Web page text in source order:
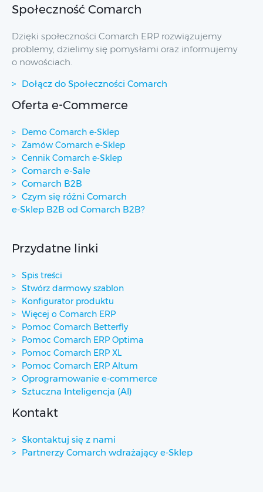
Społeczność Comarch
Dzięki społeczności Comarch ERP rozwiązujemy
problemy, dzielimy się pomysłami oraz informujemy
o nowościach.
Dołącz do Społeczności Comarch
Oferta e-Commerce
Demo Comarch e-Sklep
Zamów Comarch e-Sklep
Cennik Comarch e-Sklep
Comarch e-Sale
Comarch B2B
Czym się różni Comarch
e-Sklep B2B od Comarch B2B?
Przydatne linki
Spis treści
Stwórz darmowy szablon
Konfigurator produktu
Więcej o Comarch ERP
Pomoc Comarch Betterfly
Pomoc Comarch ERP Optima
Pomoc Comarch ERP XL
Pomoc Comarch ERP Altum
Oprogramowanie e-commerce
Sztuczna Inteligencja (AI)
Kontakt
Skontaktuj się z nami
Partnerzy Comarch wdrażający e-Sklep